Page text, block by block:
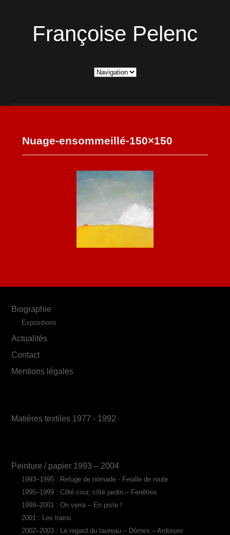
Françoise Pelenc
Nuage-ensommeillé-150×150
Biographie
Expositions
Actualités
Contact
Mentions légales
Matières textiles 1977 - 1992
Peinture / papier 1993 – 2004
1993–1995 : Refuge de nomade - Feuille de route
1995–1999 : Côté cour, côté jardin – Fenêtres
1999–2001 : On verra – En piste !
2001 : Les trains
2002–2003 : Le regard du taureau – Dômes – Ardoises